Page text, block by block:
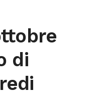
di